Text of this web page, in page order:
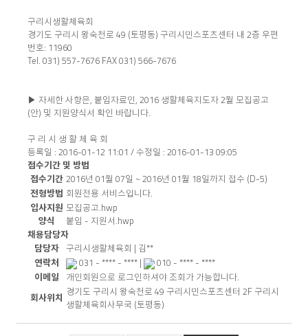
구리시생활체육회
경기도 구리시 왕숙천로 49 (토평동) 구리시민스포츠센터 내 2층 우편
번호: 11960
Tel. 031) 557-7676 FAX 031) 566-7676
▶ 자세한 사항은, 붙임자료인, 2016 생활체육지도자 2월 모집공고
(안) 및 지원양식서 확인 바랍니다.
구 리 시 생 활 체 육 회
등록일 : 2016-01-12 11:01 / 수정일 : 2016-01-13 09:05
접수기간 및 방법
접
수
기
및
방
접수기간 2016년 01월 07일 ~ 2016년 01월 18일까지 접수 (D-5)
전형방법 회원전용 서비스입니다.
입사지원
양식
모집공고.hwp
붙임 - 지원서.hwp
채용담당자
자
담당자 구리시생활체육회 | 김**
연락처
031 - **** - **** |
010 - **** - ****
이메일 개인회원으로 로그인하셔야 조회가 가능합니다.
회사위치 경기도 구리시 왕숙천로 49 구리시민스포츠센터 2F 구리시
생활체육회사무국 (토평동)